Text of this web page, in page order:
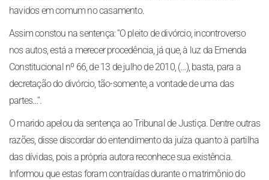
havidos em comum no casamento.
Assim constou na sentença: ‘‘O pleito de divórcio, incontroverso
nos autos, está a merecer procedência, já que, à luz da Emenda
Constitucional nº 66, de 13 de julho de 2010, (…), basta, para a
decretação do divórcio, tão-somente, a vontade de uma das
partes…’’.
O marido apelou da sentença ao Tribunal de Justiça. Dentre outras
razões, disse discordar do entendimento da juíza quanto à partilha
das dívidas, pois a própria autora reconhece sua existência.
Informou que estas foram contraídas durante o matrimônio do